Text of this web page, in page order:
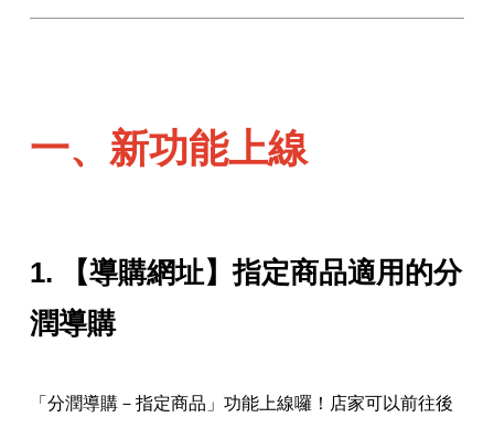
一、新功能上線
1.
【導購網址】指定商品適用的分
潤導購
「分潤導購－指定商品」功能上線囉！店家可以前往後